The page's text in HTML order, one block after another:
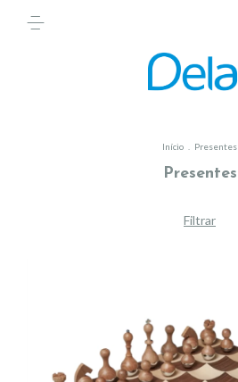
Início Presentes
Presentes
Filtrar